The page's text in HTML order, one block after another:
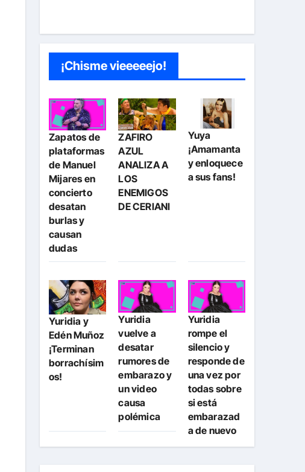
¡Chisme vieeeeejo!
Zapatos de
plataformas
de Manuel
Mijares en
concierto
desatan
burlas y
causan
dudas
ZAFIRO
AZUL
ANALIZA A
LOS
ENEMIGOS
DE CERIANI
Yuya
¡Amamanta
y enloquece
a sus fans!
Yuridia y
Edén Muñoz
¡Terminan
borrachísim
os!
Yuridia
vuelve a
desatar
rumores de
embarazo y
un video
causa
polémica
Yuridia
rompe el
silencio y
responde de
una vez por
todas sobre
si está
embarazad
a de nuevo